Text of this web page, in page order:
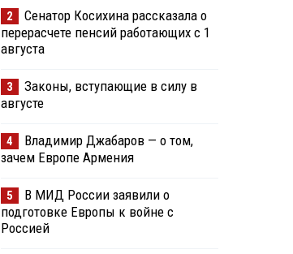
2
Сенатор Косихина рассказала о
перерасчете пенсий работающих с 1
августа
3
Законы, вступающие в силу в
августе
4
Владимир Джабаров — о том,
зачем Европе Армения
5
В МИД России заявили о
подготовке Европы к войне с
Россией